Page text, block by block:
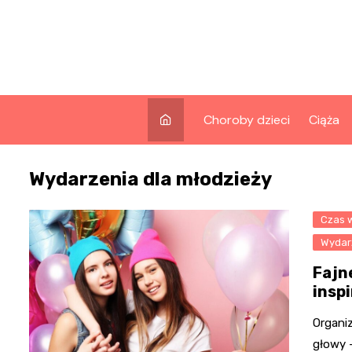
Choroby dzieci Ciąża
Wydarzenia dla młodzieży
Czas
głowy